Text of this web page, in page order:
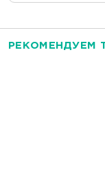
РЕКОМЕНДУЕМ